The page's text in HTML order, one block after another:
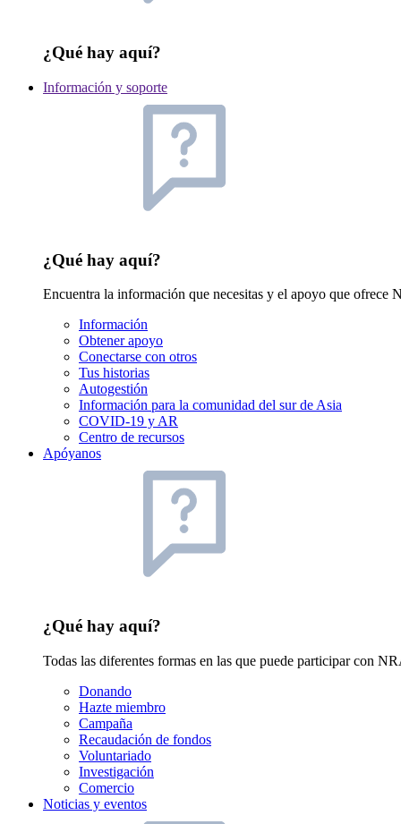
¿Qué hay aquí?
Información y soporte
¿Qué hay aquí?
Encuentra la información que necesitas y el apoyo que ofrece
Información
Obtener apoyo
Conectarse con otros
Tus historias
Autogestión
Información para la comunidad del sur de Asia
COVID-19 y AR
Centro de recursos
Apóyanos
¿Qué hay aquí?
Todas las diferentes formas en las que puede participar con
Donando
Hazte miembro
Campaña
Recaudación de fondos
Voluntariado
Investigación
Comercio
Noticias y eventos